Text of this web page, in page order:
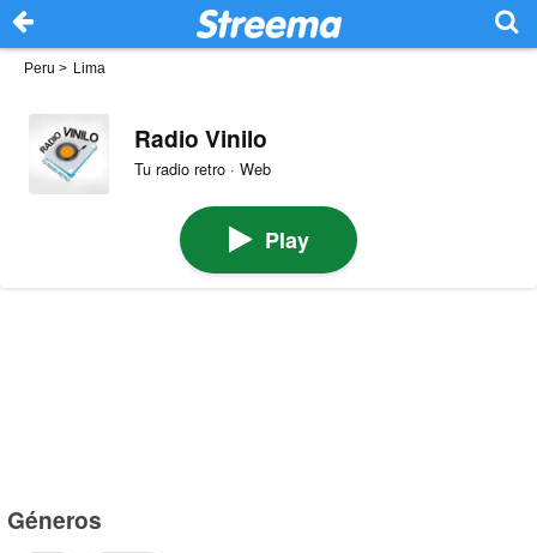
Peru > Lima
Radio Vinilo
Tu radio retro · Web
Play
Géneros